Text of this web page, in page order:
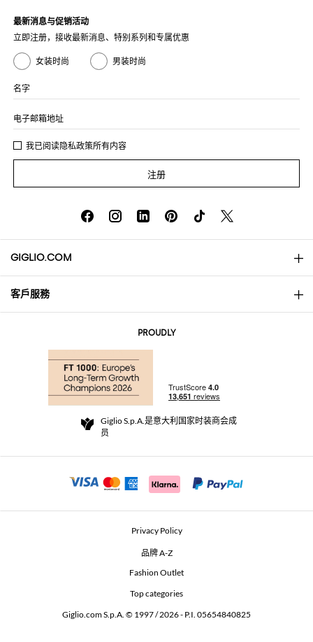
最新消息与促销活动
立即注册，接收最新消息、特别系列和专属优惠
女装时尚 男装时尚
名字
电子邮箱地址
我已阅读隐私政策所有内容
注册
GIGLIO.COM
About
Community Store
Beauty Seekers VIP Club
客戶服務
退货与退款
For a safe shopping experience
Security Communication
PROUDLY
Giglio S.p.A.是意大利国家时装商会成
员
Privacy Policy
品牌 A-Z
Fashion Outlet
Top categories
Giglio.com S.p.A. © 1997 / 2026 - P.I. 05654840825